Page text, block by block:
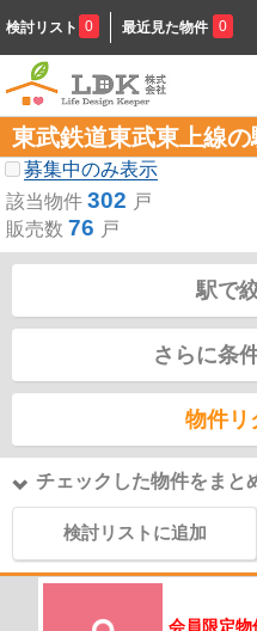
検討リスト 0 最近見た物件 0
東武鉄道東武東上線
募集中のみ表示
該当物件 302 戸
販売数 76 戸
駅で
さらに条
物件リ
チェックした物件をまと
検討リストに追加
会員限定物